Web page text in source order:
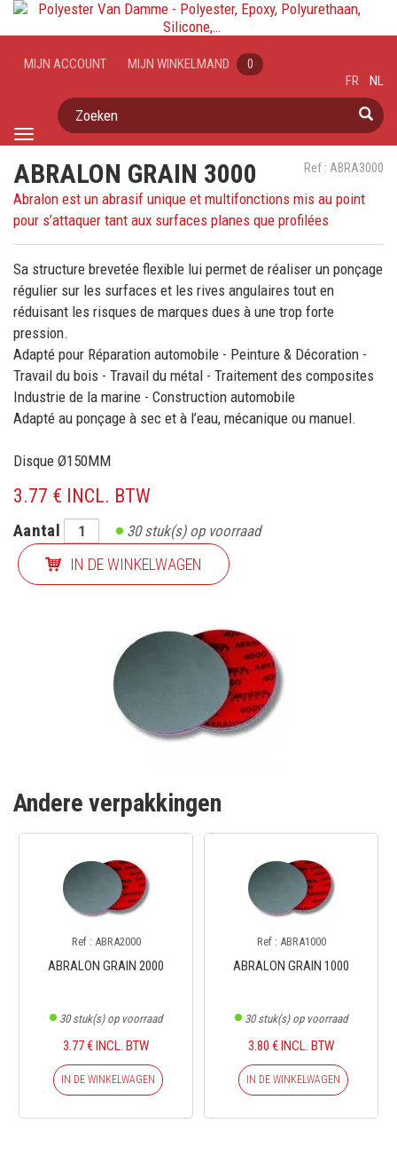
Toggle
MIJN ACCOUNT MIJN WINKELMAND 0
Zoeken
FR NL
Ref : ABRA3000
ABRALON GRAIN 3000
Abralon est un abrasif unique et multifonctions mis au point
pour s’attaquer tant aux surfaces planes que profilées
Sa structure brevetée flexible lui permet de réaliser un ponçage
régulier sur les surfaces et les rives angulaires tout en
réduisant les risques de marques dues à une trop forte
pression.
Adapté pour Réparation automobile - Peinture & Décoration -
Travail du bois - Travail du métal - Traitement des composites
Industrie de la marine - Construction automobile
Adapté au ponçage à sec et à l’eau, mécanique ou manuel.
Disque Ø150MM
3.77 € INCL. BTW
Aantal 30stuk(s) op voorraad
IN DE WINKELWAGEN
Andere verpakkingen
Ref : ABRA2000
ABRALON GRAIN 2000
30stuk(s) op voorraad
3.77 € INCL. BTW
IN DE WINKELWAGEN
Ref : ABRA1000
ABRALON GRAIN 1000
30stuk(s) op voorraad
3.80 € INCL. BTW
IN DE WINKELWAGEN